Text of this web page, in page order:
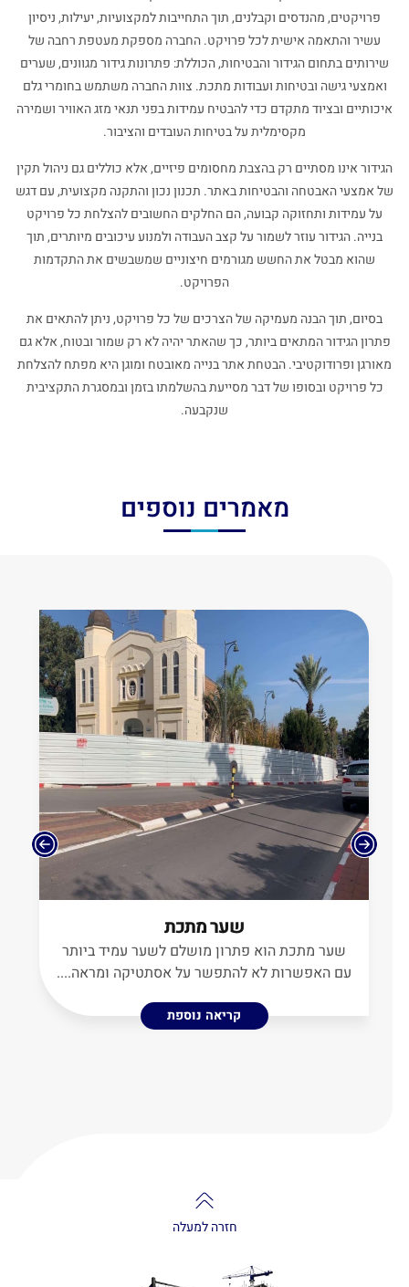
פרויקטים, מהנדסים וקבלנים, תוך התחייבות למקצועיות, יעילות, ניסיון
עשיר והתאמה אישית לכל פרויקט. החברה מספקת מעטפת רחבה של
שירותים בתחום הגידור והבטיחות, הכוללת: פתרונות גידור מגוונים, שערים
ואמצעי גישה ובטיחות ועבודות מתכת. צוות החברה משתמש בחומרי גלם
איכותיים ובציוד מתקדם כדי להבטיח עמידות בפני תנאי מזג האוויר ושמירה
מקסימלית על בטיחות העובדים והציבור.
הגידור אינו מסתיים רק בהצבת מחסומים פיזיים, אלא כוללים גם ניהול תקין
של אמצעי האבטחה והבטיחות באתר. תכנון נכון והתקנה מקצועית, עם דגש
על עמידות ותחזוקה קבועה, הם החלקים החשובים להצלחת כל פרויקט
בנייה. הגידור עוזר לשמור על קצב העבודה ולמנוע עיכובים מיותרים, תוך
שהוא מבטל את החשש מגורמים חיצוניים שמשבשים את התקדמות
הפרויקט.
בסיום, תוך הבנה מעמיקה של הצרכים של כל פרויקט, ניתן להתאים את
פתרון הגידור המתאים ביותר, כך שהאתר יהיה לא רק שמור ובטוח, אלא גם
מאורגן ופרודוקטיבי. הבטחת אתר בנייה מאובטח ומוגן היא מפתח להצלחת
כל פרויקט ובסופו של דבר מסייעת בהשלמתו בזמן ובמסגרת התקציבית
שנקבעה.
מאמרים נוספים
שער מתכת
שער מתכת הוא פתרון מושלם לשער עמיד ביותר
עם האפשרות לא להתפשר על אסתטיקה ומראה....
קריאה נוספת
חזרה למעלה